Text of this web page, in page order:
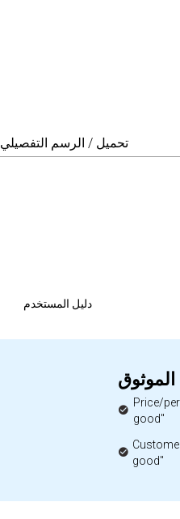
تحميل / الرسم التفصيلي
دليل المستخدم
Price/
good"
good"